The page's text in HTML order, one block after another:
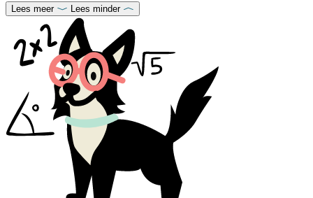
Lees meer Lees minder